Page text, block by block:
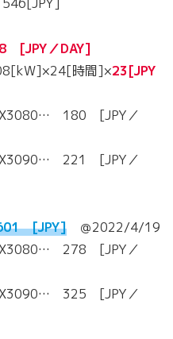
[JPY／DAY]
時間]×23[JPY
[JPY／
[JPY／
[JPY] ＠2022/4/19
[JPY／
[JPY／